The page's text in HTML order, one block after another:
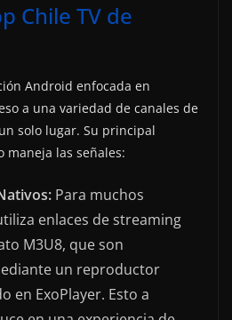
Chile TV de
Android enfocada en
a una variedad de canales de
solo lugar. Su principal
maneja las señales:
Para muchos
enlaces de streaming
M3U8, que son
un reproductor
en ExoPlayer. Esto a